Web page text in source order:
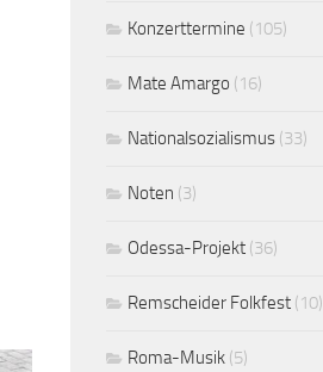
Konzerttermine (105)
Mate Amargo (16)
Nationalsozialismus (33)
Noten (3)
Odessa-Projekt (36)
Remscheider Folkfest (10)
Roma-Musik (5)